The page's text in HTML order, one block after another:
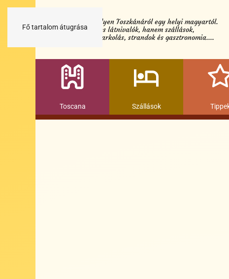
Fő tartalom átugrása
Minden egy helyen Toszkánáról egy helyi magyartól.
Nemcsak a híres látnivalók, hanem szállások,
múzeumok és parkolás, strandok és gasztronomia....
Toscana Szállások